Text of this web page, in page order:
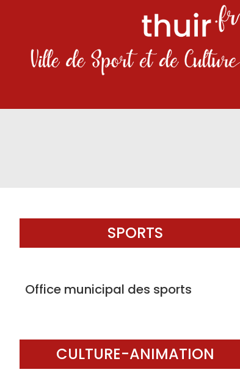
SPORTS
Office municipal des sports
CULTURE-ANIMATION